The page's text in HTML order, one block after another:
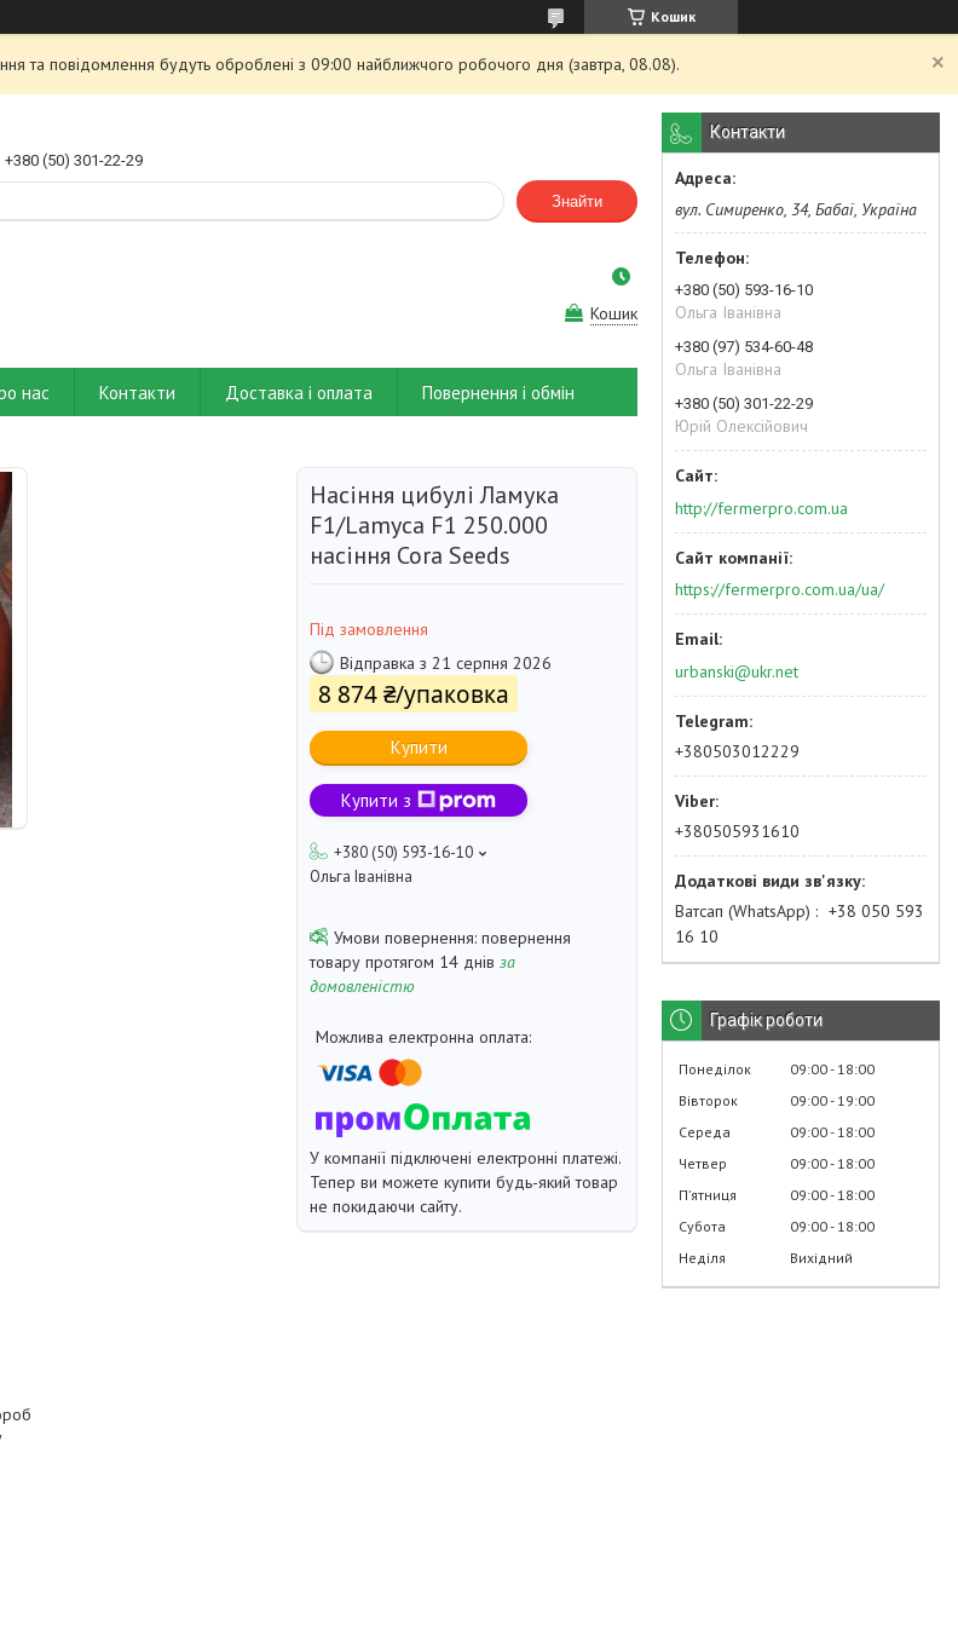
Кошик
та повідомлення будуть оброблені з 09:00 найближчого робочого дня (завтра, 08.08).
+380 (50) 301-22-29
Знайти
Кошик
нас Контакти Доставка і оплата Повернення і обмін
Насіння цибулі Ламука
F1/Lamyca F1 250.000
насіння Cora Seeds
Під замовлення
Відправка з 21 серпня 2026
8 874 ₴/упаковка
Купити
Купити з
+380 (50) 593-16-10
Ольга Іванівна
повернення
товару протягом 14 днів за
домовленістю
У компанії підключені електронні платежі.
Тепер ви можете купити будь-який товар
не покидаючи сайту.
Контакти
вул. Симиренко, 34, Бабаї, Україна
+380 (50) 593-16-10
Ольга Іванівна
+380 (97) 534-60-48
Ольга Іванівна
+380 (50) 301-22-29
Юрій Олексійович
http://fermerpro.com.ua
https://fermerpro.com.ua/ua/
urbanski@ukr.net
+380503012229
+380505931610
Ватсап (WhatsApp)
+38 050 593
16 10
Графік роботи
Понеділок 09:00 18:00
Вівторок
09:00 19:00
Середа
09:00 18:00
Четвер
09:00 18:00
Пʼятниця
09:00 18:00
Субота
09:00 18:00
Неділя
Вихідний